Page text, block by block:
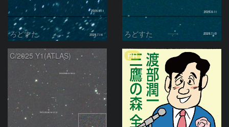
ろどすた ろどすた
C/2025 Y1(ATLAS) PR